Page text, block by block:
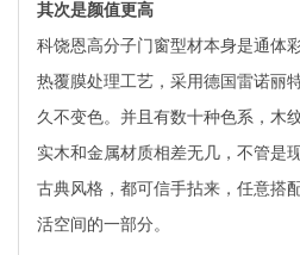
其次是颜值更高
科饶恩高分子门窗型材本身是通体
热覆膜处理工艺，采用德国雷诺丽
久不变色。并且有数十种色系，木
实木和金属材质相差无几，不管是
古典风格，都可信手拈来，任意搭
活空间的一部分。